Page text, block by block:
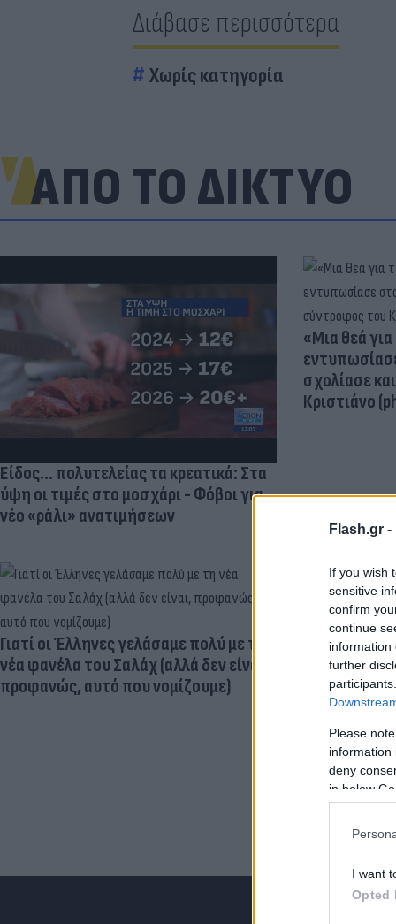
Flash.gr -
If you wish
sensitive
confirm
continue
information
further
Please
information
deny
in below
I want
Opted
Διάβασε περισσότερα
Χωρίς κατηγορία
ΑΠΟ ΤΟ ΔΙΚΤΥΟ
Είδος... πολυτελείας τα κρεατικά: Στα
ύψη οι τιμές στο μοσχάρι - Φόβοι για
νέο «ράλι» ανατιμήσεων
«Μια θεά
σχολίασε
Κριστιάνο
Γιατί οι Έλληνες γελάσαμε πολύ με τη
νέα φανέλα του Σαλάχ (αλλά δεν είναι,
προφανώς, αυτό που νομίζουμε)
Ηλεκτρικά